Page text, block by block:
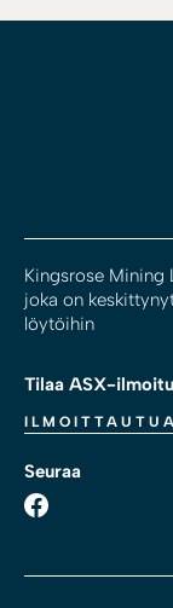
Kingsrose Mining
joka on
löytöihin
Tilaa ASX-
ILMOITTAUTUA
Seuraa